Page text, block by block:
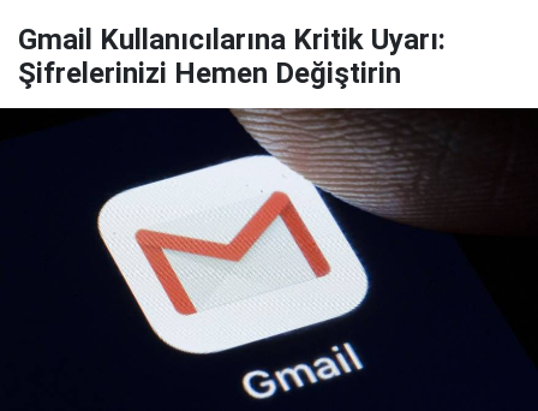
Gmail Kullanıcılarına Kritik Uyarı:
Şifrelerinizi Hemen Değiştirin